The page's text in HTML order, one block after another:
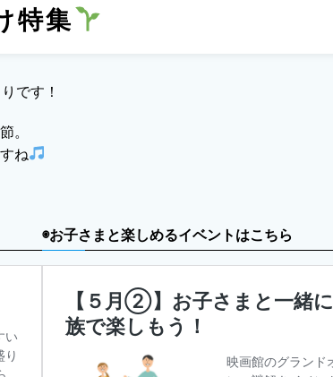
特集
です！
。
ね
◉お子さまと楽しめるイベントはこちら